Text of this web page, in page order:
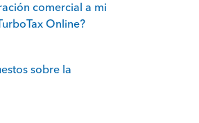
comercial a mi
Online?
sobre la